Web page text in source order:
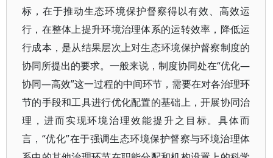
标，在于推动生态环境保护督察得以有效、高效运
行，在整体上提升环境治理体系的运转效率，降低运
行成本，是从结果层次上对生态环境保护督察制度的
协同所提出的要求。一般来说，制度协同处在“优化—
协同—高效”这一过程的中间环节，需要在对各治理环
节的手段和工具进行优化配置的基础上，开展协同治
理，进而实现环境治理效能提升之目标。具体而
言，“优化”在于强调生态环境保护督察与环境治理体